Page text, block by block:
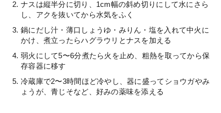
ナスは縦半分に切り、1cm幅の斜め切りにして水にさら
し、アクを抜いてから水気をふく
鍋にだし汁・薄口しょうゆ・みりん・塩を入れて中火に
かけ、煮立ったらハグラウリとナスを加える
弱火にして5〜6分煮たら火を止め、粗熱を取ってから保
存容器に移す
冷蔵庫で2〜3時間ほど冷やし、器に盛ってショウガやみ
ょうが、青じそなど、好みの薬味を添える